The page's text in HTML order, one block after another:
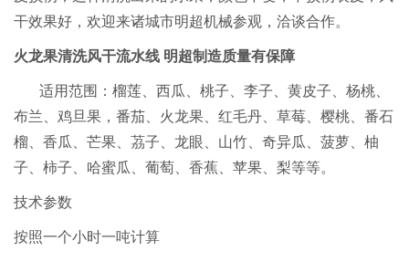
干效果好，欢迎来诸城市明超机械参观，洽谈合作。
火龙果清洗风干流水线 明超制造质量有保障
适用范围：榴莲、西瓜、桃子、李子、黄皮子、杨桃、
布兰、鸡旦果，番茄、火龙果、红毛丹、草莓、樱桃、番石
榴、香瓜、芒果、茘子、龙眼、山竹、奇异瓜、菠萝、柚
子、柿子、哈蜜瓜、葡萄、香蕉、苹果、梨等等。
技术参数
按照一个小时一吨计算